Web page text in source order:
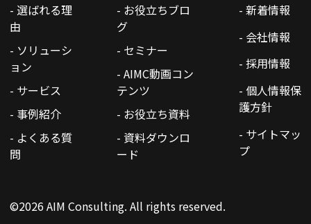
- 選ばれる理
由
- ソリューシ
ョン
- サービス
- 事例紹介
- よくある質
問
- お役立ちブロ
グ
- セミナー
- AIMC動画コン
テンツ
- お役立ち資料
- 資料ダウンロ
ード
- 新着情報
- 会社情報
- 採用情報
- 個人情報保
護方針
- サイトマッ
プ
©2026 AIM Consulting. All rights reserved.